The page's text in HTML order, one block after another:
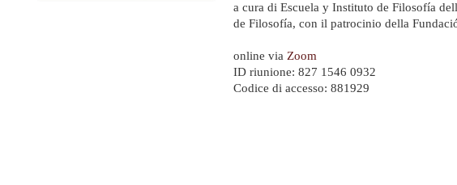
a cura di Escuela y Instituto de Filosofía
de Filosofía, con il patrocinio della
online via Zoom
ID riunione: 827 1546 0932
Codice di accesso: 881929